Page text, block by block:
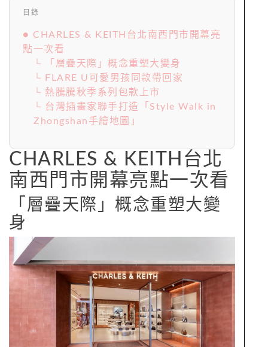
目錄
● CHARLES & KEITH台北南西門市開幕亮
點一次看
└ 「層疊天際」概念重塑大變身
└ FLARE U可愛男孩同款帶回家
└ 熱騰騰秋季系列包款上市
└ 台灣插畫家聯手打造「Style Walk in
Zhongshan手繪地圖」
CHARLES & KEITH台北
南西門市開幕亮點一次看
「層疊天際」概念重塑大變
身